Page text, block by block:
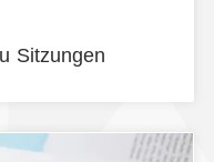
Sitzungen